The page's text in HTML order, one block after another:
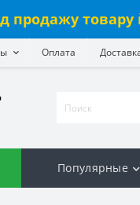
продажу
Оплата
Популярные